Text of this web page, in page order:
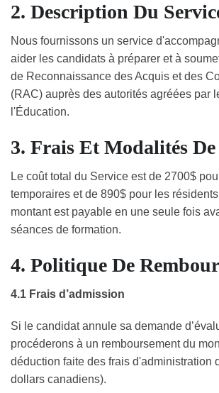
2. Description Du
Nous fournissons un service
aider les candidats à préparer et à
de Reconnaissance des Acquis et des
(RAC) auprès des autorités agréées par
l'Éducation.
3. Frais Et Modalités
Le coût total du Service est de 2700$
temporaires et de 890$ pour les
montant est payable en une seule fois
séances de formation.
4. Politique De
4.1 Frais d’admission
Si le candidat annule sa demande
procéderons à un remboursement du
déduction faite des frais d'administration
dollars canadiens).